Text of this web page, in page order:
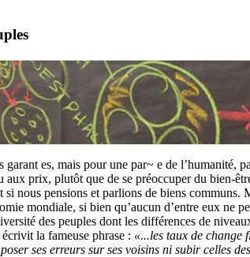
garant es, mais pour une par~ e de
aux prix, plutôt que de se préoccuper du bien-
nous pensions et parlions de biens
mondiale, si bien qu’aucun d’entre eux ne
des peuples dont les différences de
la fameuse phrase : «...les taux de change
ses erreurs sur ses voisins ni subir celles